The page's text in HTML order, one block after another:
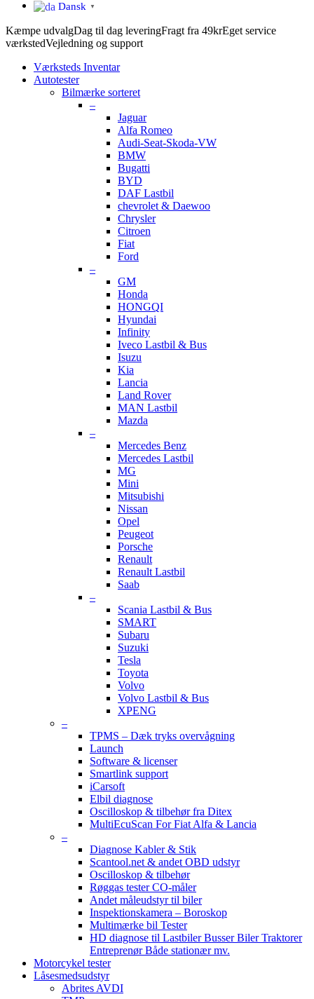
Dansk ▼
Kæmpe udvalgDag til dag leveringFragt fra 49krEget service
værkstedVejledning og support
Værksteds Inventar
Autotester
Bilmærke sorteret
–
Jaguar
Alfa Romeo
Audi-Seat-Skoda-VW
BMW
Bugatti
BYD
DAF Lastbil
chevrolet & Daewoo
Chrysler
Citroen
Fiat
Ford
–
GM
Honda
HONGQI
Hyundai
Infinity
Iveco Lastbil & Bus
Isuzu
Kia
Lancia
Land Rover
MAN Lastbil
Mazda
–
Mercedes Benz
Mercedes Lastbil
MG
Mini
Mitsubishi
Nissan
Opel
Peugeot
Porsche
Renault
Renault Lastbil
Saab
–
Scania Lastbil & Bus
SMART
Subaru
Suzuki
Tesla
Toyota
Volvo
Volvo Lastbil & Bus
XPENG
–
TPMS – Dæk tryks overvågning
Launch
Software & licenser
Smartlink support
iCarsoft
Elbil diagnose
Oscilloskop & tilbehør fra Ditex
MultiEcuScan For Fiat Alfa & Lancia
–
Diagnose Kabler & Stik
Scantool.net & andet OBD udstyr
Oscilloskop & tilbehør
Røggas tester CO-måler
Andet måleudstyr til biler
Inspektionskamera – Boroskop
Multimærke bil Tester
HD diagnose til Lastbiler Busser Biler Traktorer
Entreprenør Både stationær mv.
Motorcykel tester
Låsesmedsudstyr
Abrites AVDI